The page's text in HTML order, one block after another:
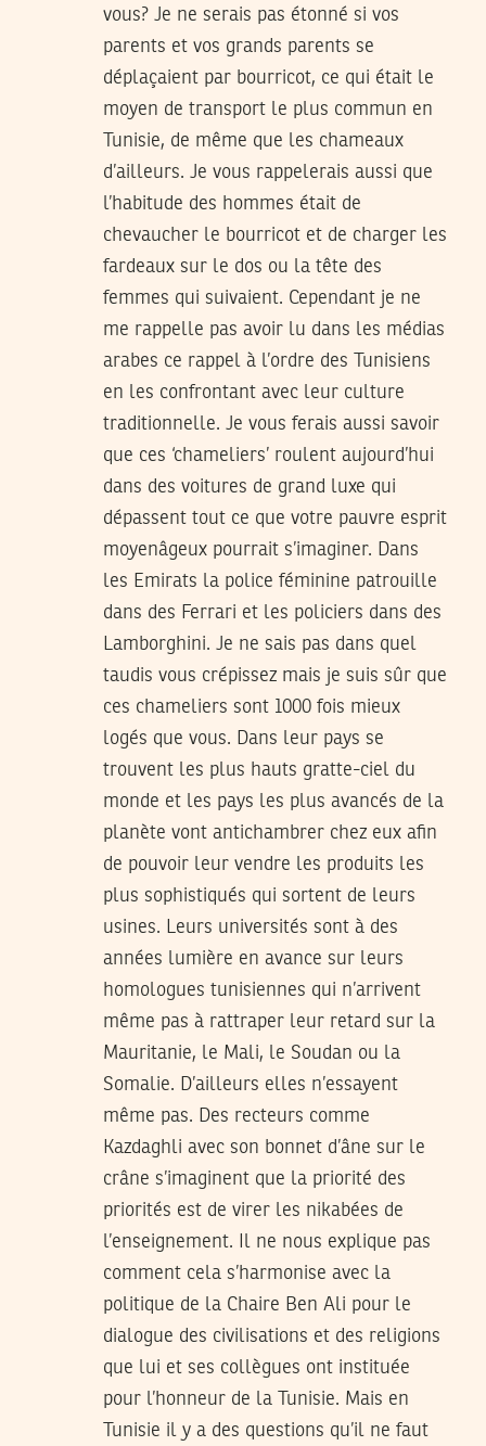
vous? Je ne serais pas étonné si vos
parents et vos grands parents se
déplaçaient par bourricot, ce qui était le
moyen de transport le plus commun en
Tunisie, de même que les chameaux
d’ailleurs. Je vous rappelerais aussi que
l’habitude des hommes était de
chevaucher le bourricot et de charger les
fardeaux sur le dos ou la tête des
femmes qui suivaient. Cependant je ne
me rappelle pas avoir lu dans les médias
arabes ce rappel à l’ordre des Tunisiens
en les confrontant avec leur culture
traditionnelle. Je vous ferais aussi savoir
que ces ‘chameliers’ roulent aujourd’hui
dans des voitures de grand luxe qui
dépassent tout ce que votre pauvre esprit
moyenâgeux pourrait s’imaginer. Dans
les Emirats la police féminine patrouille
dans des Ferrari et les policiers dans des
Lamborghini. Je ne sais pas dans quel
taudis vous crépissez mais je suis sûr que
ces chameliers sont 1000 fois mieux
logés que vous. Dans leur pays se
trouvent les plus hauts gratte-ciel du
monde et les pays les plus avancés de la
planète vont antichambrer chez eux afin
de pouvoir leur vendre les produits les
plus sophistiqués qui sortent de leurs
usines. Leurs universités sont à des
années lumière en avance sur leurs
homologues tunisiennes qui n’arrivent
même pas à rattraper leur retard sur la
Mauritanie, le Mali, le Soudan ou la
Somalie. D’ailleurs elles n’essayent
même pas. Des recteurs comme
Kazdaghli avec son bonnet d’âne sur le
crâne s’imaginent que la priorité des
priorités est de virer les nikabées de
l’enseignement. Il ne nous explique pas
comment cela s’harmonise avec la
politique de la Chaire Ben Ali pour le
dialogue des civilisations et des religions
que lui et ses collègues ont instituée
pour l’honneur de la Tunisie. Mais en
Tunisie il y a des questions qu’il ne faut